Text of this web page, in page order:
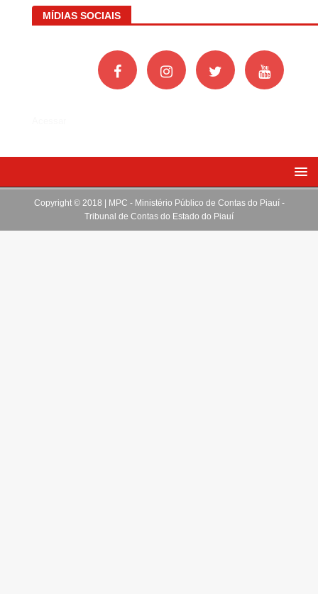
MÍDIAS SOCIAIS
Copyright © 2018 | MPC - Ministério Público de Contas do Piauí -
Tribunal de Contas do Estado do Piauí